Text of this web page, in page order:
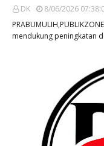
DK
8/06/2026
mendukung peningkatan